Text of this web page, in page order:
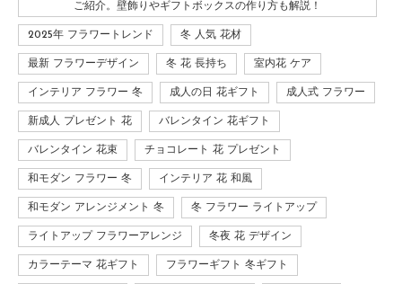
ご紹介。壁飾りやギフトボックスの作り方も解説！
2025年 フラワートレンド 冬 人気 花材
最新 フラワーデザイン 冬 花 長持ち 室内花 ケア
インテリア フラワー 冬 成人の日 花ギフト 成人式 フラワー
新成人 プレゼント 花 バレンタイン 花ギフト
バレンタイン 花束 チョコレート 花 プレゼント
和モダン フラワー 冬 インテリア 花 和風
和モダン アレンジメント 冬 冬 フラワー ライトアップ
ライトアップ フラワーアレンジ 冬夜 花 デザイン
カラーテーマ 花ギフト フラワーギフト 冬ギフト